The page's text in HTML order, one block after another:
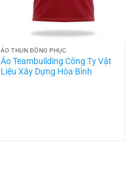
ÁO THUN ĐỒNG PHỤC
Áo Teambuilding Công Ty Vật
Liệu Xây Dựng Hòa Bình